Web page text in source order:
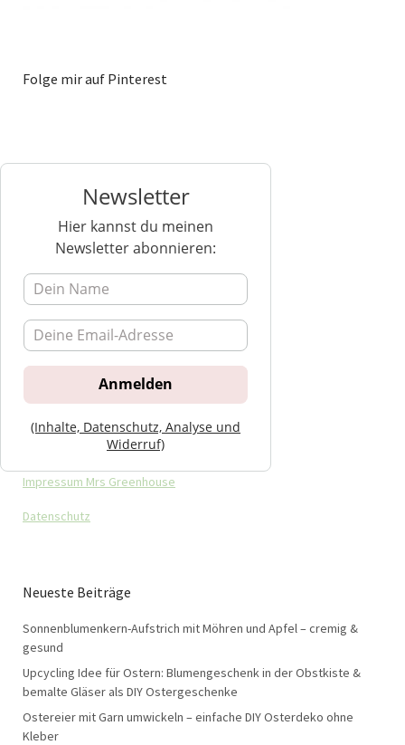
Folge mir auf Pinterest
Newsletter
Hier kannst du meinen
Newsletter abonnieren:
(Inhalte, Datenschutz, Analyse und
Widerruf)
Impressum Mrs Greenhouse
Datenschutz
Neueste Beiträge
Sonnenblumenkern-Aufstrich mit Möhren und Apfel – cremig &
gesund
Upcycling Idee für Ostern: Blumengeschenk in der Obstkiste &
bemalte Gläser als DIY Ostergeschenke
Ostereier mit Garn umwickeln – einfache DIY Osterdeko ohne
Kleber